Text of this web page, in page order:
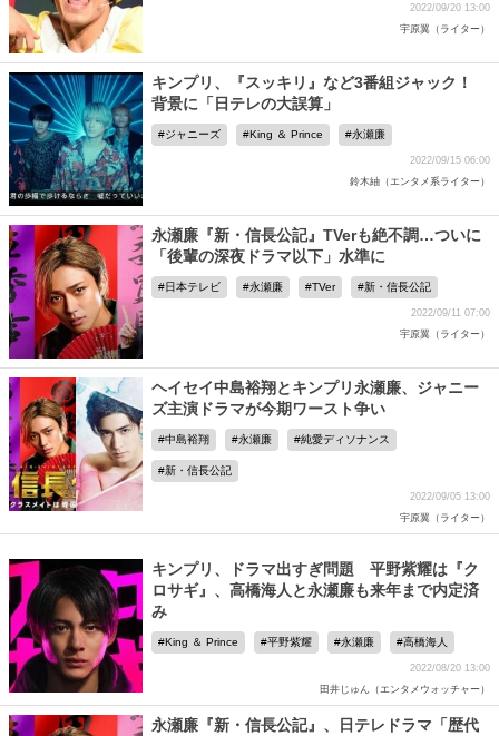
2022/09/20 13:00
宇原翼（ライター）
キンプリ、『スッキリ』など3番組ジャック！
背景に「日テレの大誤算」
ジャニーズ King ＆ Prince 永瀬廉
2022/09/15 06:00
鈴木紬（エンタメ系ライター）
永瀬廉『新・信長公記』TVerも絶不調…ついに
「後輩の深夜ドラマ以下」水準に
日本テレビ 永瀬廉 TVer 新・信長公記
2022/09/11 07:00
宇原翼（ライター）
ヘイセイ中島裕翔とキンプリ永瀬廉、ジャニー
ズ主演ドラマが今期ワースト争い
中島裕翔 永瀬廉 純愛ディソナンス
新・信長公記
2022/09/05 13:00
宇原翼（ライター）
キンプリ、ドラマ出すぎ問題 平野紫耀は『ク
ロサギ』、高橋海人と永瀬廉も来年まで内定済
み
King ＆ Prince 平野紫耀 永瀬廉 高橋海人
2022/08/20 13:00
田井じゅん（エンタメウォッチャー）
永瀬廉『新・信長公記』、日テレドラマ「歴代